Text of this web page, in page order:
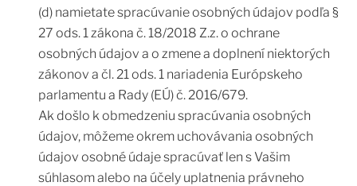
(d) namietate spracúvanie osobných údajov podľa §
27 ods. 1 zákona č. 18/2018 Z.z. o ochrane
osobných údajov a o zmene a doplnení niektorých
zákonov a čl. 21 ods. 1 nariadenia Európskeho
parlamentu a Rady (EÚ) č. 2016/679.
Ak došlo k obmedzeniu spracúvania osobných
údajov, môžeme okrem uchovávania osobných
údajov osobné údaje spracúvať len s Vašim
súhlasom alebo na účely uplatnenia právneho